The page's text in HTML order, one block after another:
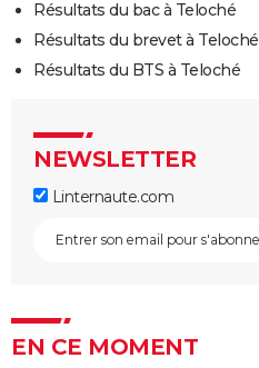
Résultats du bac à Teloché
Résultats du brevet à Teloché
Résultats du BTS à Teloché
NEWSLETTER
Linternaute.com
EN CE MOMENT